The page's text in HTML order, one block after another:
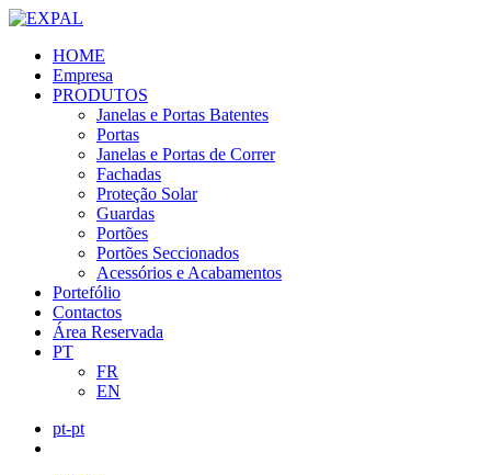
HOME
Empresa
PRODUTOS
Janelas e Portas Batentes
Portas
Janelas e Portas de Correr
Fachadas
Proteção Solar
Guardas
Portões
Portões Seccionados
Acessórios e Acabamentos
Portefólio
Contactos
Área Reservada
PT
FR
EN
pt-pt